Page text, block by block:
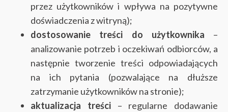
przez użytkowników i wpływa na pozytywne
doświadczenia z witryną);
dostosowanie treści do użytkownika –
analizowanie potrzeb i oczekiwań odbiorców, a
następnie tworzenie treści odpowiadających
na ich pytania (pozwalające na dłuższe
zatrzymanie użytkowników na stronie);
aktualizacja treści– regularne dodawanie